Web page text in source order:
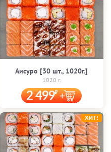
Аисуро [30 шт., 1020г.]
1020 г.
2 499
ХИТ!